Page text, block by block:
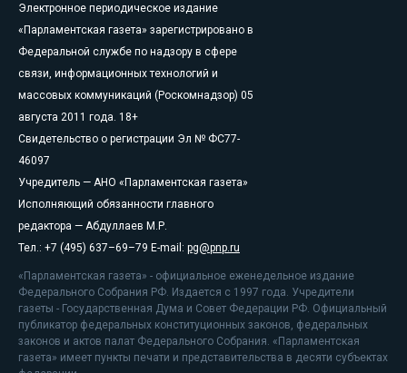
Электронное периодическое издание
«Парламентская газета» зарегистрировано в
Федеральной службе по надзору в сфере
связи, информационных технологий и
массовых коммуникаций (Роскомнадзор) 05
августа 2011 года. 18+
Свидетельство о регистрации Эл № ФС77-
46097
Учредитель — АНО «Парламентская газета»
Исполняющий обязанности главного
редактора — Абдуллаев М.Р.
Тел.: +7 (495) 637–69–79 E-mail: pg@pnp.ru
«Парламентская газета» - официальное еженедельное издание
Федерального Собрания РФ. Издается с 1997 года. Учредители
газеты - Государственная Дума и Совет Федерации РФ. Официальный
публикатор федеральных конституционных законов, федеральных
законов и актов палат Федерального Собрания. «Парламентская
газета» имеет пункты печати и представительства в десяти субъектах